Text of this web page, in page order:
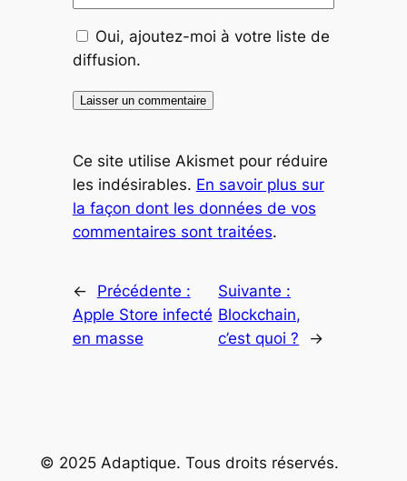
Oui, ajoutez-moi à votre liste de
diffusion.
Ce site utilise Akismet pour réduire
les indésirables. En savoir plus sur
la façon dont les données de vos
commentaires sont traitées.
←
Précédente :
Apple Store infecté
en masse
Suivante :
Blockchain,
c’est quoi ?
→
© 2025 Adaptique. Tous droits réservés.